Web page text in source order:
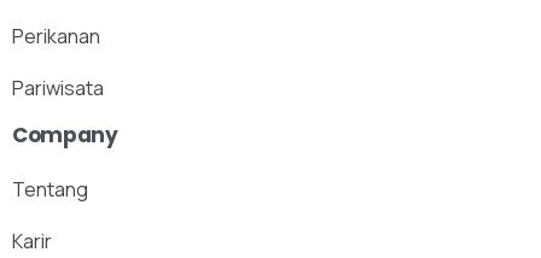
Perikanan
Pariwisata
Company
Tentang
Karir